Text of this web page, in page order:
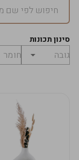
סינון תכונות
במארז
מחיר
לפני
₪0
לתשלום